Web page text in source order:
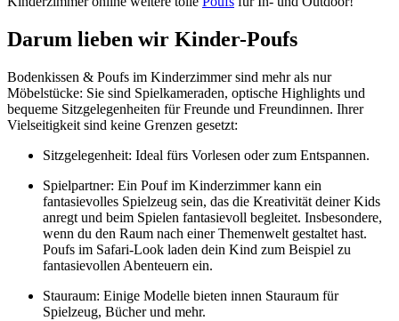
Darum lieben wir Kinder-Poufs
Bodenkissen & Poufs im Kinderzimmer sind mehr als nur
Möbelstücke: Sie sind Spielkameraden, optische Highlights und
bequeme Sitzgelegenheiten für Freunde und Freundinnen. Ihrer
Vielseitigkeit sind keine Grenzen gesetzt:
Sitzgelegenheit: Ideal fürs Vorlesen oder zum Entspannen.
Spielpartner: Ein Pouf im Kinderzimmer kann ein
fantasievolles Spielzeug sein, das die Kreativität deiner Kids
anregt und beim Spielen fantasievoll begleitet. Insbesondere,
wenn du den Raum nach einer Themenwelt gestaltet hast.
Poufs im Safari-Look laden dein Kind zum Beispiel zu
fantasievollen Abenteuern ein.
Stauraum: Einige Modelle bieten innen Stauraum für
Spielzeug, Bücher und mehr.